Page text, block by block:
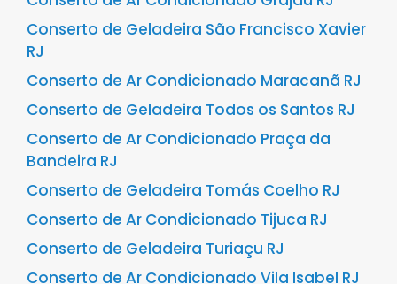
Conserto de Geladeira São Francisco Xavier
RJ
Conserto de Ar Condicionado Maracanã RJ
Conserto de Geladeira Todos os Santos RJ
Conserto de Ar Condicionado Praça da
Bandeira RJ
Conserto de Geladeira Tomás Coelho RJ
Conserto de Ar Condicionado Tijuca RJ
Conserto de Geladeira Turiaçu RJ
Conserto de Ar Condicionado Vila Isabel RJ